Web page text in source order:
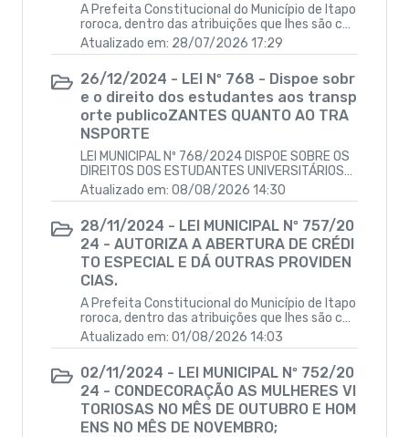
A Prefeita Constitucional do Município de Itapo
roroca, dentro das atribuições que lhes são cab
íveis, faz saber que a Câmara Municipal aprovo
u e ela sanciona a seguinte Lei:Autoriza a abert
xercício de 2024 e dá outras providencias.
Atualizado em: 28/07/2026 17:29
26/12/2024 - LEI Nº 768 - Dispoe sobr
e o direito dos estudantes aos transp
orte publicoZANTES QUANTO AO TRA
NSPORTE
LEI MUNICIPAL Nº 768/2024 DISPÕE SOBRE OS
DIREITOS DOS ESTUDANTES UNIVERSITÁRIOS
E/OU CURSOS PROFISSIONALIZANTES QUANTO
AO TRANSPORTE PUBLICO INTERMUNICIPAL E IN
TERESTADUAL, E DA OUTRAS PROVIDENCIAS.
Atualizado em: 08/08/2026 14:30
28/11/2024 - LEI MUNICIPAL Nº 757/20
24 - AUTORIZA A ABERTURA DE CRÉDI
TO ESPECIAL E DÁ OUTRAS PROVIDEN
CIAS.
A Prefeita Constitucional do Município de Itapo
roroca, dentro das atribuições que lhes são cab
íveis, faz saber que a Câmara Municipal aprovo
u e ela sanciona a seguinte Lei:Autoriza a abert
ura de Crédito especial no Orçamento do exerc
ício de 2024 e dá outras providencias.
Atualizado em: 01/08/2026 14:03
02/11/2024 - LEI MUNICIPAL Nº 752/20
24 - CONDECORAÇÃO AS MULHERES VI
TORIOSAS NO MÊS DE OUTUBRO E HOM
ENS NO MÊS DE NOVEMBRO;